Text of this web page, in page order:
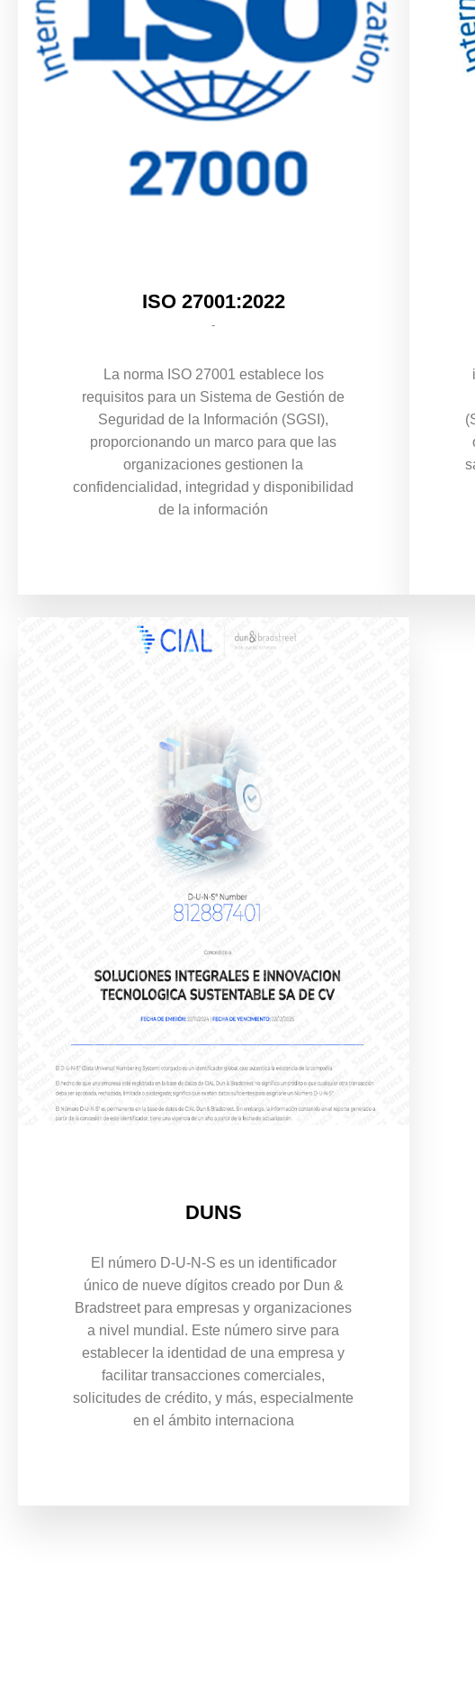
ISO 27001:2022
-
La norma ISO 27001 establece los
requisitos para un Sistema de Gestión de
Seguridad de la Información (SGSI),
proporcionando un marco para que las
organizaciones gestionen la
confidencialidad, integridad y disponibilidad
de la información
DUNS
El número D-U-N-S es un identificador
único de nueve dígitos creado por Dun &
Bradstreet para empresas y organizaciones
a nivel mundial. Este número sirve para
establecer la identidad de una empresa y
facilitar transacciones comerciales,
solicitudes de crédito, y más, especialmente
en el ámbito internaciona